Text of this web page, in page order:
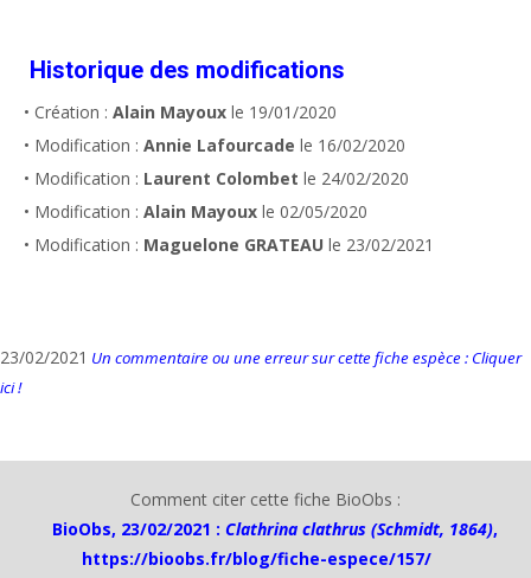
Historique des modifications
• Création : Alain Mayoux le 19/01/2020
• Modification : Annie Lafourcade le 16/02/2020
• Modification : Laurent Colombet le 24/02/2020
• Modification : Alain Mayoux le 02/05/2020
• Modification : Maguelone GRATEAU le 23/02/2021
23/02/2021 Un commentaire ou une erreur sur cette fiche espèce : Cliquer
ici !
Comment citer cette fiche BioObs :
BioObs, 23/02/2021 : Clathrina clathrus (Schmidt, 1864),
https://bioobs.fr/blog/fiche-espece/157/